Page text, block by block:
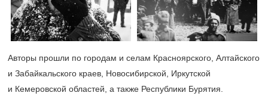
Авторы прошли по городам и селам Красноярского, Алтайского
и Забайкальского краев, Новосибирской, Иркутской
и Кемеровской областей, а также Республики Бурятия.